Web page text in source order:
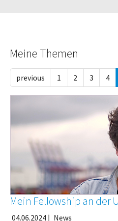
Meine Themen
previous 1 2 3 4
Mein Fellowship an der
04.06.2024 | News